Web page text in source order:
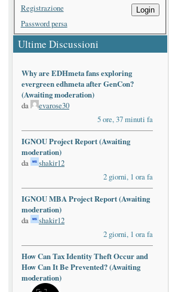
Login
Registrazione
Password persa
Ultime Discussioni
Why are EDHmeta fans exploring
evergreen edhmeta after GenCon?
(Awaiting moderation)
da
evarose30
5 ore, 37 minuti fa
IGNOU Project Report (Awaiting
moderation)
da
shakir12
2 giorni, 1 ora fa
IGNOU MBA Project Report (Awaiting
moderation)
da
shakir12
2 giorni, 1 ora fa
How Can Tax Identity Theft Occur and
How Can It Be Prevented? (Awaiting
moderation)